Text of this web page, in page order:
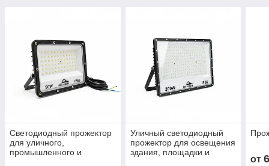
Светодиодный прожектор
для уличного,
промышленного и
Уличный светодиодный
прожектор для освещения
здания, площадки и
от